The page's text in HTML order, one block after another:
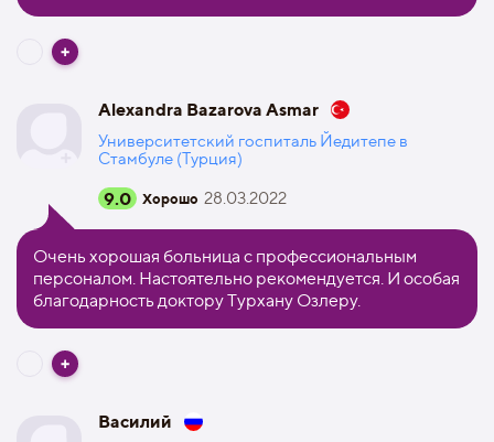
Alexandra Bazarova Asmar
Университетский госпиталь Йедитепе в
Стамбуле (Турция)
9.0 Хорошо 28.03.2022
Очень хорошая больница с профессиональным
персоналом. Настоятельно рекомендуется. И особая
благодарность доктору Турхану Озлеру.
Василий